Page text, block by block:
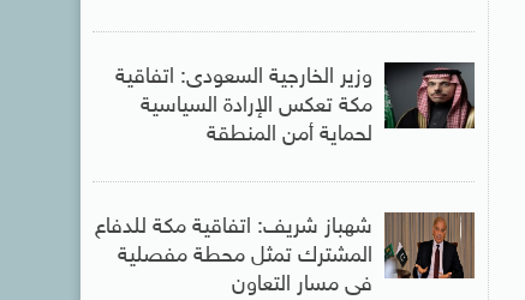
وزير الخارجية السعودى: اتفاقية
مكة تعكس الإرادة السياسية
لحماية أمن المنطقة
شهباز شريف: اتفاقية مكة للدفاع
المشترك تمثل محطة مفصلية
فى مسار التعاون